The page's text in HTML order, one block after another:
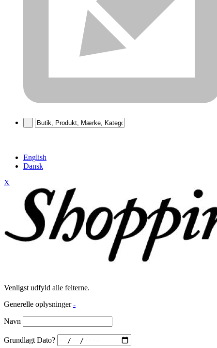
English
Dansk
X
Venligst udfyld alle felterne.
Generelle oplysninger -
Navn
Grundlagt Dato?